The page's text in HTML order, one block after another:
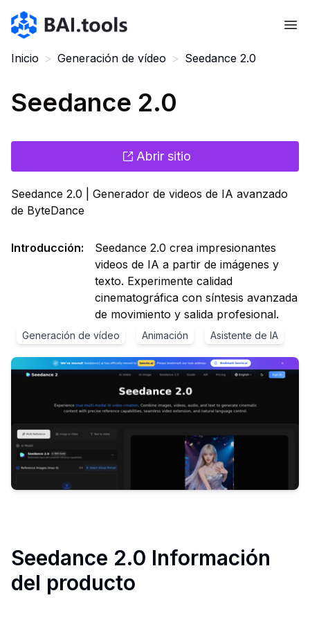
Bai.tools
Inicio > Generación de vídeo > Seedance 2.0
Seedance 2.0
Abrir sitio
Seedance 2.0 | Generador de videos de IA avanzado
de ByteDance
Introducción:
Seedance 2.0 crea impresionantes
videos de IA a partir de imágenes y
texto. Experimente calidad
cinematográfica con síntesis avanzada
de movimiento y salida profesional.
Generación de vídeo Animación Asistente de IA
Seedance 2.0 Información
del producto